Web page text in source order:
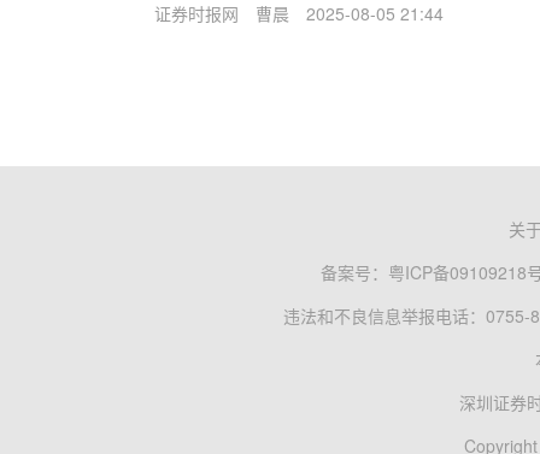
证券时报网 曹晨 2025-08-05 21:44
关
备案号： 粤ICP备09109218
违法和不良信息举报电话：0755-
深圳证券